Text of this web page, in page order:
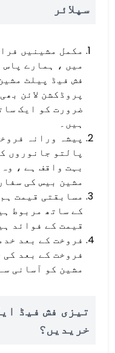
سپلائر
مکمل مشینیں
میں ، ہمارے
فش فیڈ پیلٹ
پروڈکشن لائن
ضرورت کو ایک
ہیں۔
پیشہ ورانہ
پالتو جانوروں
بہت واقف ہے ،
مشین بیس کی
مسابقتی قیمت
کے ساتھ مربوط
قیمت کے فوائد
فروخت کے بعد
فروخت کے بعد
مشین کو آسانی
تیزی فش فیڈ
خریدیں؟